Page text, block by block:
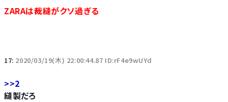
ZARAは裁縫がクソ過ぎる
17: 2020/03/19(木) 22:00:44.87 ID:rF4e9wUYd
>>2
縫製だろ